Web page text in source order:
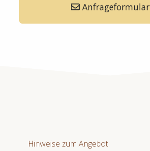
Anfrageformular
Hinweise zum Angebot